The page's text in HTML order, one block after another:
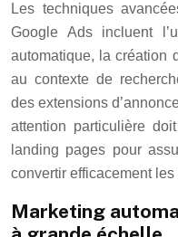
Les techniques
Google Ads incluent
automatique, la création
au contexte de
des extensions
attention particulière
landing pages pour
convertir efficacement
Marketing